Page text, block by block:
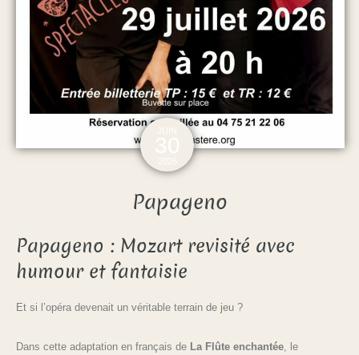
JUIN
30
Papageno
Papageno : Mozart revisité avec
humour et fantaisie
Et si l’opéra devenait un véritable terrain de jeu ?
Dans cette adaptation en français de La Flûte enchantée , le